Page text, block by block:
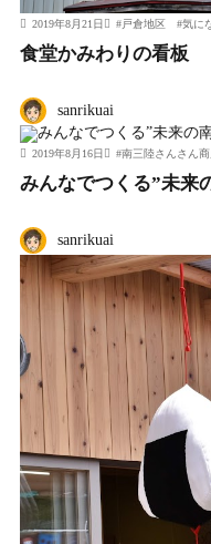
2019年8月21日 #戸倉地区 #気に
食堂かみわりの看板
sanrikuai
2019年8月16日
#南三陸さんさん
みんなでつくる”未来
sanrikuai